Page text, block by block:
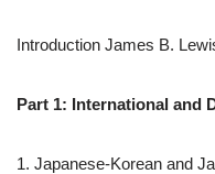
Introduction James B.
Part 1: International and
1. Japanese-Korean and